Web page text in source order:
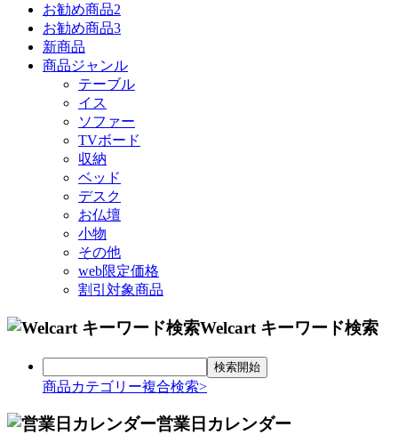
お勧め商品2
お勧め商品3
新商品
商品ジャンル
テーブル
イス
ソファー
TVボード
収納
ベッド
デスク
お仏壇
小物
その他
web限定価格
割引対象商品
Welcart キーワード検索
商品カテゴリー複合検索>
営業日カレンダー